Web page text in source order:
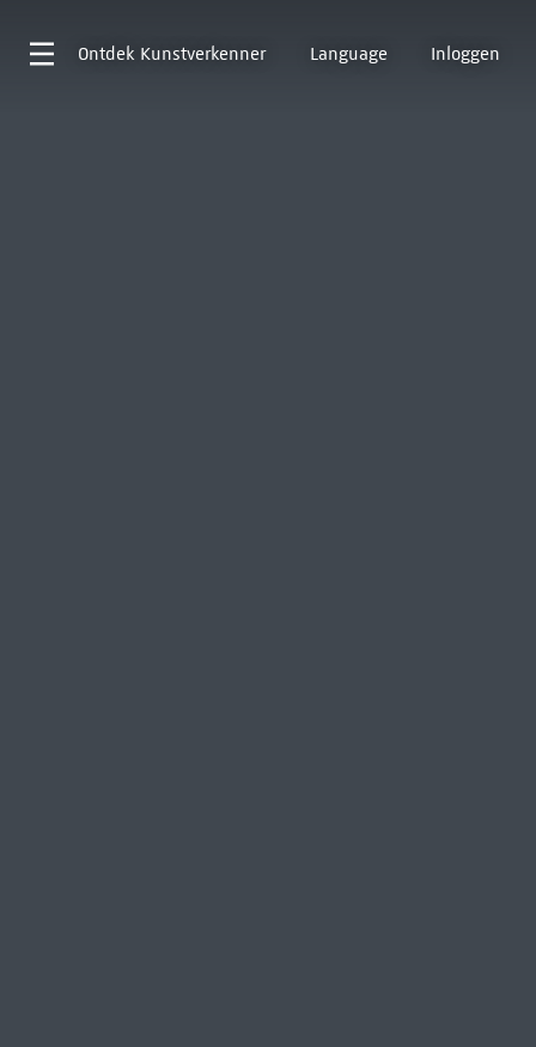
Ontdek Kunstverkenner Language Inloggen